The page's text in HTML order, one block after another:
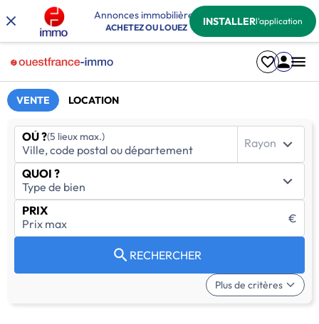
Annonces immobilières
ACHETEZ OU LOUEZ INSTALLERl'application
VENTE LOCATION
OÙ ?(5 lieux max.) Rayon
QUOI ?
PRIX
€
RECHERCHER
Plus de critères